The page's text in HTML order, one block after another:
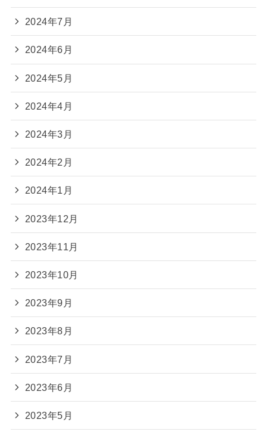
2024年7月
2024年6月
2024年5月
2024年4月
2024年3月
2024年2月
2024年1月
2023年12月
2023年11月
2023年10月
2023年9月
2023年8月
2023年7月
2023年6月
2023年5月